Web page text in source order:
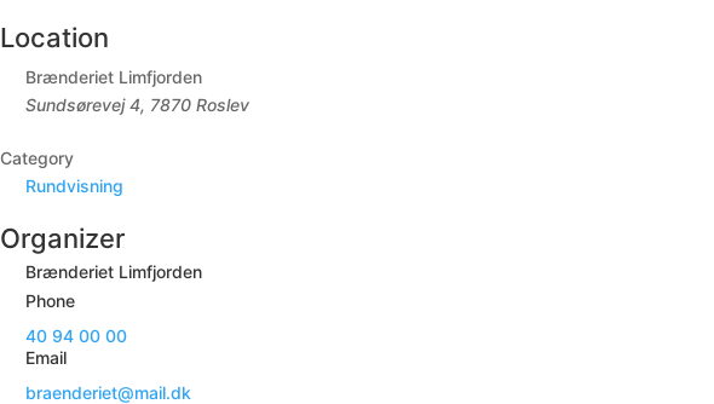
Location
Brænderiet Limfjorden
Sundsørevej 4, 7870 Roslev
Category
Rundvisning
Organizer
Brænderiet Limfjorden
Phone
40 94 00 00
Email
braenderiet@mail.dk